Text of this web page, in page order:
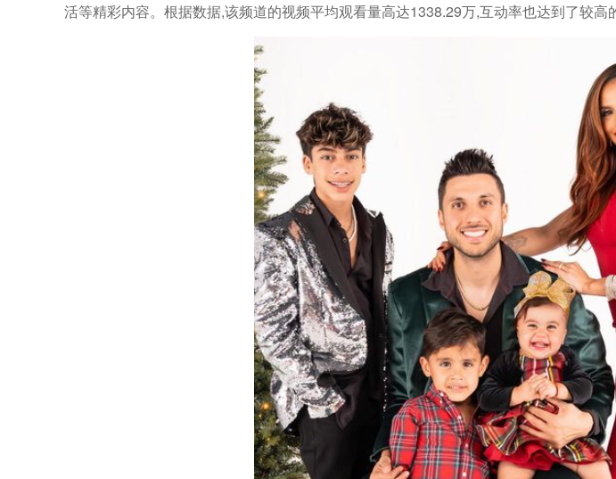
活等精彩内容。根据数据,该频道的视频平均观看量高达1338.29万,互动率也达到了较高